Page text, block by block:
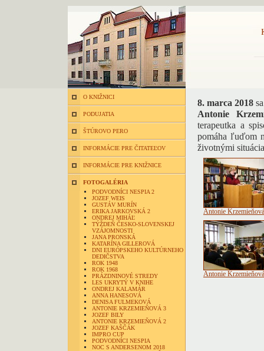
O KNIŽNICI
PODUJATIA
ŠTÚROVO PERO
INFORMÁCIE PRE ČITATEĽOV
INFORMÁCIE PRE KNIŽNICE
FOTOGALÉRIA
PODVODNÍCI NESPIA 2
JOZEF WEIS
GUSTÁV MURÍN
ERIKA JARKOVSKÁ 2
ONDREJ MIHÁĽ
TÝŽDEŇ ČESKO-SLOVENSKEJ
VZÁJOMNOSTI
JANA PRONSKÁ
KATARÍNA GILLEROVÁ
DNI EURÓPSKEHO KULTÚRNEHO
DEDIČSTVA
ROK 1948
ROK 1968
PRÁZDNINOVÉ STREDY
LES UKRYTÝ V KNIHE
ONDREJ KALAMÁR
ANNA HANESOVÁ
DENISA FULMEKOVÁ
ANTONIE KRZEMIEŇOVÁ 3
JOZEF BILY
ANTONIE KRZEMIEŇOVÁ 2
JOZEF KAŠČÁK
IMPRO CUP
PODVODNÍCI NESPIA
NOC S ANDERSENOM 2018
8. marca 2018
Antonie
terapeutka a
pomáha ľuďom
životnými
Antonie Krzemieňová
Antonie Krzemieňová